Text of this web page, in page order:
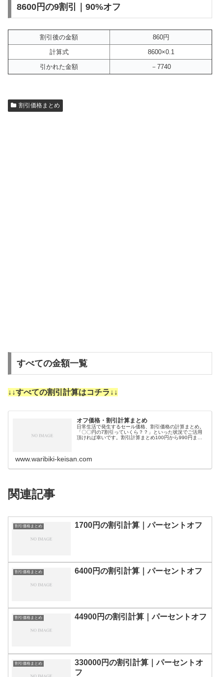
8600円の9割引｜90%オフ
割引後の金額
860円
計算式
8600×0.1
引かれた金額
－7740
割引価格まとめ
すべての金額一覧
↓↓すべての割引計算はコチラ↓↓
オフ価格・割引計算まとめ
日常生活で発生するセール価格、割引価格の計算まとめ。
「〇〇円の7割引っていくら？？」といった状況でご活用
頂ければ幸いです。割引計算まとめ100円から990円まで
www.waribiki-keisan.com
関連記事
割引価格まとめ 1700円の割引計算｜パーセントオフ
割引価格まとめ 6400円の割引計算｜パーセントオフ
割引価格まとめ 44900円の割引計算｜パーセントオフ
割引価格まとめ
330000円の割引計算｜パーセントオ
フ